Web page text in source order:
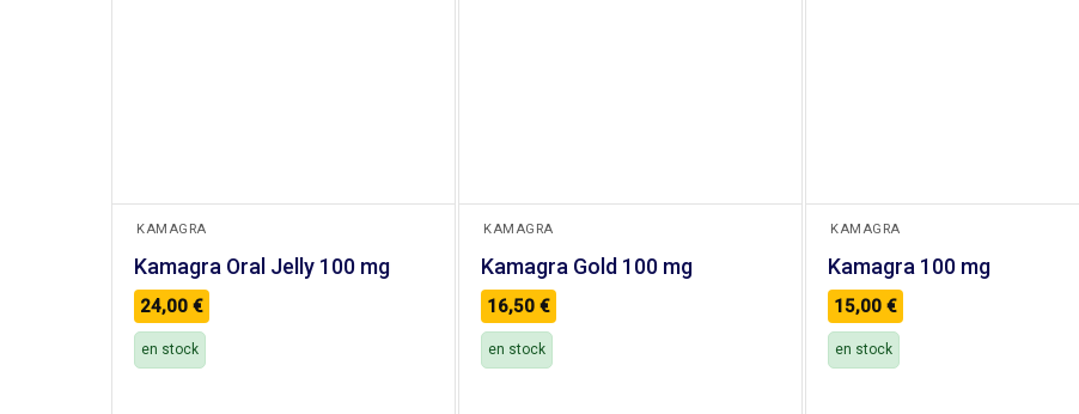
KAMAGRA
Kamagra Oral Jelly 100 mg
24,00 €
en stock
KAMAGRA
Kamagra Gold 100 mg
16,50 €
en stock
KAMAGRA
Kamagra 100 mg
15,00 €
en stock